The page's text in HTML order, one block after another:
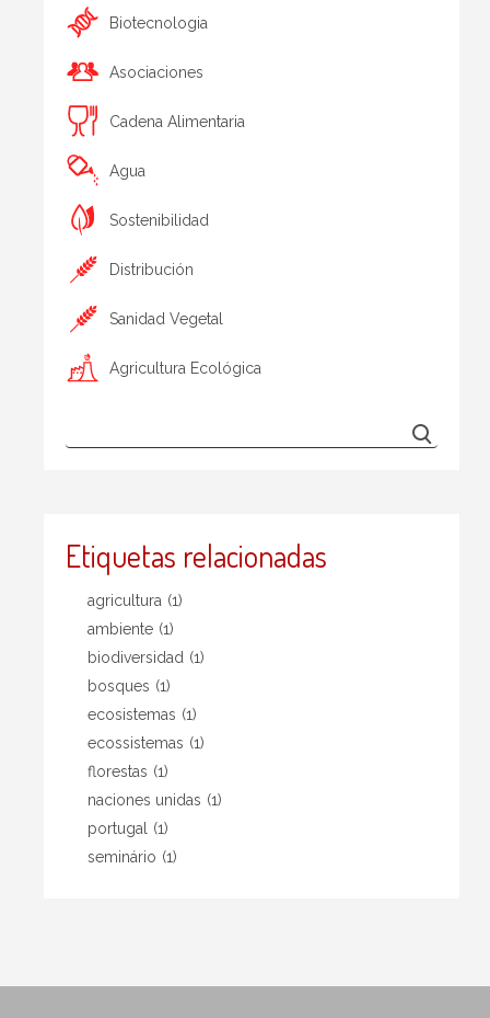
Biotecnologia
Asociaciones
Cadena Alimentaria
Agua
Sostenibilidad
Distribución
Sanidad Vegetal
Agricultura Ecológica
Etiquetas relacionadas
agricultura (1)
ambiente (1)
biodiversidad (1)
bosques (1)
ecosistemas (1)
ecossistemas (1)
florestas (1)
naciones unidas (1)
portugal
(1)
seminário (1)